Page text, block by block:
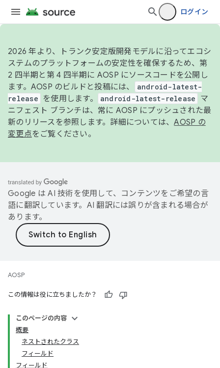
ログイン
2026 年より、トランク安定版開発モデルに沿ってエコシ
ステムのプラットフォームの安定性を確保するため、第
2 四半期と第 4 四半期に AOSP にソースコードを公開し
ます。AOSP のビルドと投稿には、
android-latest-
release
を使用します。 android-latest-release
マ
ニフェスト ブランチは、常に AOSP にプッシュされた最
新のリリースを参照します。詳細については、AOSP の
変更点をご覧ください。
Google は AI 技術を使用して、コンテンツをご希望の言
語に翻訳しています。AI 翻訳には誤りが含まれる場合が
あります。
AOSP
この情報は役に立ちましたか？
このページの内容
概要
ネストされたクラス
フィールド
フィールド